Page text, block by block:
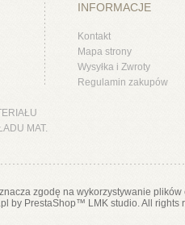
INFORMACJE
Kontakt
Mapa strony
Wysyłka i Zwroty
Regulamin zakupów
MAT.
zgodę na wykorzystywanie
by PrestaShop™ LMK studio. All rights